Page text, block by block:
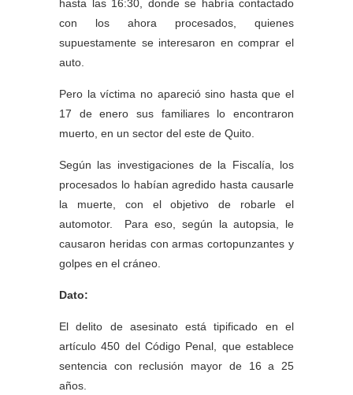
hasta las 16:30, donde se habría contactado
con los ahora procesados, quienes
supuestamente se interesaron en comprar el
auto.
Pero la víctima no apareció sino hasta que el
17 de enero sus familiares lo encontraron
muerto, en un sector del este de Quito.
Según las investigaciones de la Fiscalía, los
procesados lo habían agredido hasta causarle
la muerte, con el objetivo de robarle el
automotor. Para eso, según la autopsia, le
causaron heridas con armas cortopunzantes y
golpes en el cráneo.
Dato:
El delito de asesinato está tipificado en el
artículo 450 del Código Penal, que establece
sentencia con reclusión mayor de 16 a 25
años.